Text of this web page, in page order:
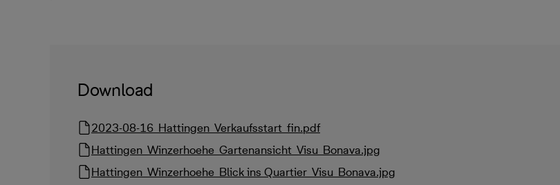
Download
2023-08-16_Hattingen_Verkaufsstart_fin.pdf
Hattingen_Winzerhoehe_Gartenansicht_Visu_Bonava.jpg
Hattingen_Winzerhoehe_Blick ins Quartier_Visu_Bonava.jpg